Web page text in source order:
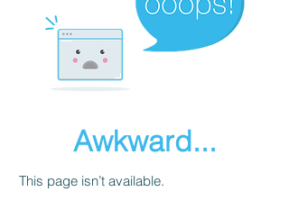
Awkward...
This page isn’t available.